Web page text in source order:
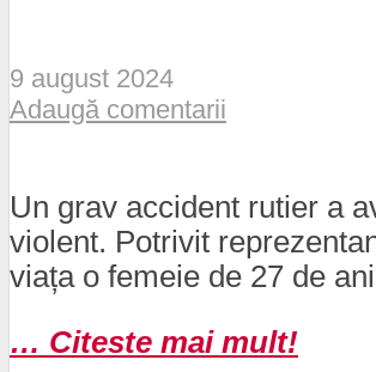
9 august 2024
Adaugă comentarii
Un grav accident rutier a
violent. Potrivit
viața o femeie de 27 de
… Citeste mai mult!